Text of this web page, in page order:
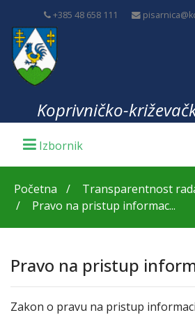
+385 48 658 111
Koprivničko-
Početna
Transparentnost
Pravo na pristup informac...
Pravo na pristup
Zakon o pravu na pristup